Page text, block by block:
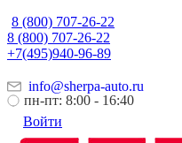
8 (800) 707-26-22
8 (800) 707-26-22
+7(495)940-96-89
info@sherpa-auto.ru
пн-пт: 8:00 - 16:40
Войти